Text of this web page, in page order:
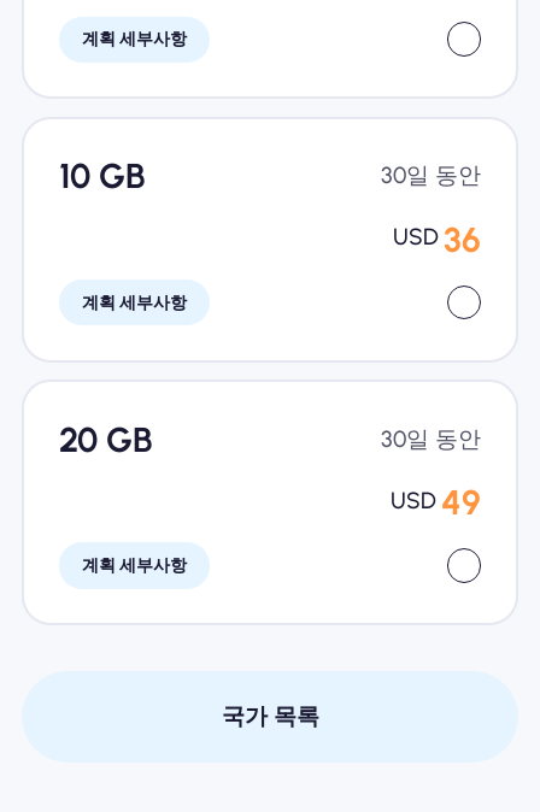
계획 세부사항
10 GB 30일 동안
USD 36
계획 세부사항
20 GB 30일 동안
USD 49
계획 세부사항
국가 목록